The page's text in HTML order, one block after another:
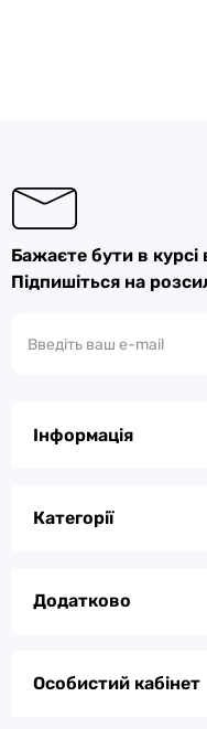
Бажаєте бути в курсі
Підпишіться на
Інформація
Категорії
Додатково
Особистий кабінет